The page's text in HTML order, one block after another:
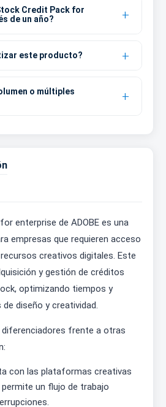
Credit Pack for
de un año?
este producto?
o múltiples
enterprise de ADOBE es una
empresas que requieren acceso
creativos digitales. Este
y gestión de créditos
optimizando tiempos y
diseño y creatividad.
diferenciadores frente a otras
con las plataformas creativas
permite un flujo de trabajo